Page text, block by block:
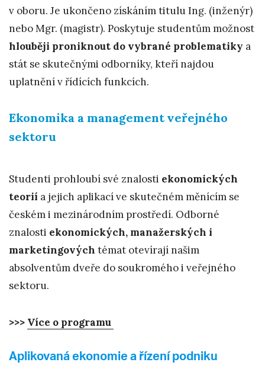
v oboru. Je ukončeno získáním titulu Ing. (inženýr)
nebo Mgr. (magistr). Poskytuje studentům možnost
hlouběji proniknout do vybrané problematiky a
stát se skutečnými odborníky, kteří najdou
uplatnění v řídících funkcích.
Ekonomika a management veřejného
sektoru
Studenti prohloubí své znalosti ekonomických
teorií a jejich aplikací ve skutečném měnícím se
českém i mezinárodním prostředí. Odborné
znalosti ekonomických, manažerských i
marketingových témat otevírají našim
absolventům dveře do soukromého i veřejného
sektoru.
>>> Více o programu
Aplikovaná ekonomie a řízení podniku